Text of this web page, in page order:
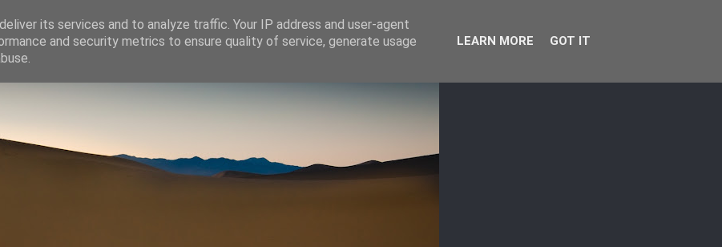
its services and to analyze traffic. Your IP address and user-agent
and security metrics to ensure quality of service, generate usage
LEARN MORE GOT IT